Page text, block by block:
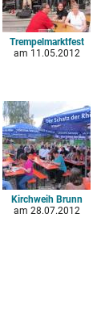
Trempelmarktfest
am 11.05.2012
Kirchweih Brunn
am 28.07.2012